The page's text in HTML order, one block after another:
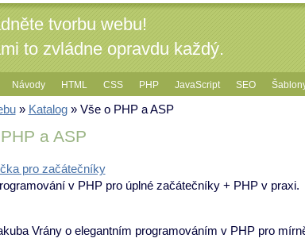
tvorbu webu!
to zvládne opravdu každý.
Návody HTML CSS PHP JavaScript SEO
» Katalog» Vše o PHP a ASP
a ASP
pro začátečníky
v PHP pro úplné začátečníky + PHP v praxi.
Vrány o elegantním programováním v PHP pro